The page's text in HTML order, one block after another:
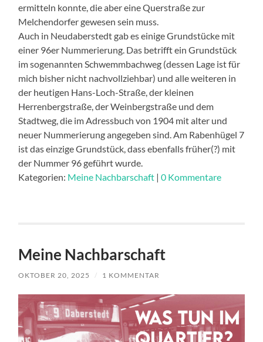
ermitteln konnte, die aber eine Querstraße zur
Melchendorfer gewesen sein muss.
Auch in Neudaberstedt gab es einige Grundstücke mit
einer 96er Nummerierung. Das betrifft ein Grundstück
im sogenannten Schwemmbachweg (dessen Lage ist für
mich bisher nicht nachvollziehbar) und alle weiteren in
der heutigen Hans-Loch-Straße, der kleinen
Herrenbergstraße, der Weinbergstraße und dem
Stadtweg, die im Adressbuch von 1904 mit alter und
neuer Nummerierung angegeben sind. Am Rabenhügel 7
ist das einzige Grundstück, dass ebenfalls früher(?) mit
der Nummer 96 geführt wurde.
Kategorien: Meine Nachbarschaft |0 Kommentare
Meine Nachbarschaft
OKTOBER 20, 2025 / 1 KOMMENTAR